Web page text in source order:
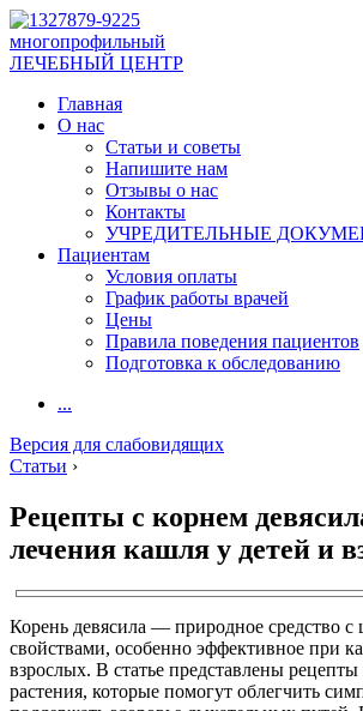
многопрофильный
ЛЕЧЕБНЫЙ ЦЕНТР
Главная
О нас
Статьи и советы
Напишите нам
Отзывы о нас
Контакты
УЧРЕДИТЕЛЬНЫЕ
Пациентам
Условия оплаты
График работы врачей
Цены
Правила поведения пациентов
Подготовка к обследованию
...
Версия для слабовидящих
Статьи ›
Рецепты с корнем
лечения кашля у детей и
Корень девясила — природное средство с
свойствами, особенно эффективное при
взрослых. В статье представлены рецепты
растения, которые помогут облегчить